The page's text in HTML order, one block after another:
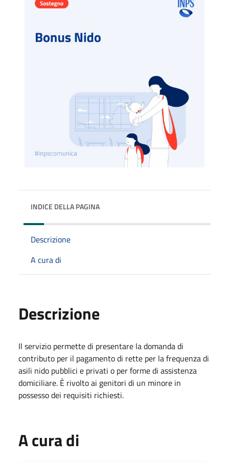
INDICE DELLA PAGINA
Descrizione
A cura di
Descrizione
Il servizio permette di presentare la domanda di
contributo per il pagamento di rette per la frequenza di
asili nido pubblici e privati o per forme di assistenza
domiciliare. È rivolto ai genitori di un minore in
possesso dei requisiti richiesti.
A cura di